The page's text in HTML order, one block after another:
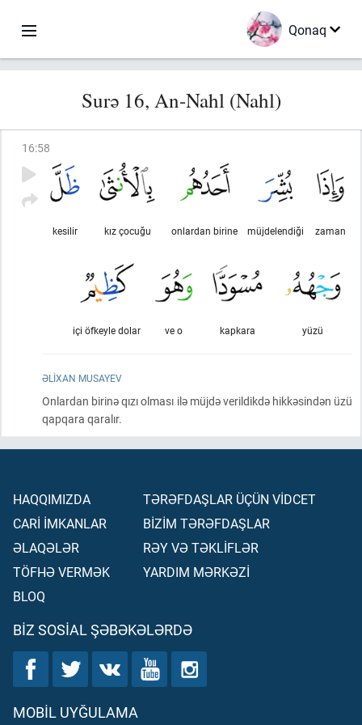
Qonaq
Surə 16, An-Nahl (Nahl)
16:58
zaman
müjdelendiği
onlardan birine
kız çocuğu
kesilir
yüzü
kapkara
ve o
içi öfkeyle dolar
ƏLIXAN MUSAYEV
Onlardan birinə qızı olması ilə müjdə verildikdə hikkəsindən üzü
qapqara qaralır.
HAQQIMIZDA
CARİ İMKANLAR
ƏLAQƏLƏR
TÖFHƏ VERMƏK
BLOQ
TƏRƏFDAŞLAR ÜÇÜN VİDCET
BİZİM TƏRƏFDAŞLAR
RƏY VƏ TƏKLİFLƏR
YARDIM MƏRKƏZİ
BIZ SOSIAL ŞƏBƏKƏLƏRDƏ
MOBIL UYĞULAMA